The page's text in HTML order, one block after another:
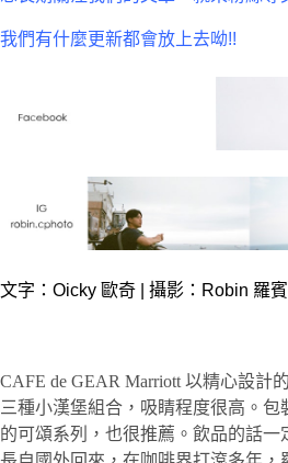
我們有什麼更新都會放上去呦!!
文字：Oicky 歐奇 | 攝影：Robin 羅賓
CAFE de GEAR Marriott 以精心設計
三種小漢堡組合，吸睛程度很高。
的可頌系列，也很推薦。飲品的話